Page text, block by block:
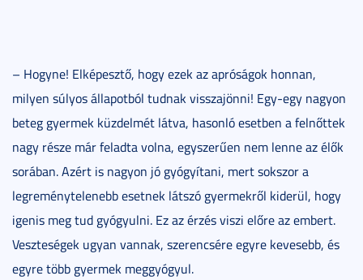
– Hogyne! Elképesztő, hogy ezek az apróságok honnan,
milyen súlyos állapotból tudnak visszajönni! Egy-egy nagyon
beteg gyermek küzdelmét látva, hasonló esetben a felnőttek
nagy része már feladta volna, egyszerűen nem lenne az élők
sorában. Azért is nagyon jó gyógyítani, mert sokszor a
legreménytelenebb esetnek látszó gyermekről kiderül, hogy
igenis meg tud gyógyulni. Ez az érzés viszi előre az embert.
Veszteségek ugyan vannak, szerencsére egyre kevesebb, és
egyre több gyermek meggyógyul.